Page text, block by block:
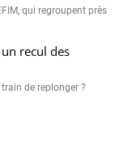
qui regroupent près
recul des
de replonger ?